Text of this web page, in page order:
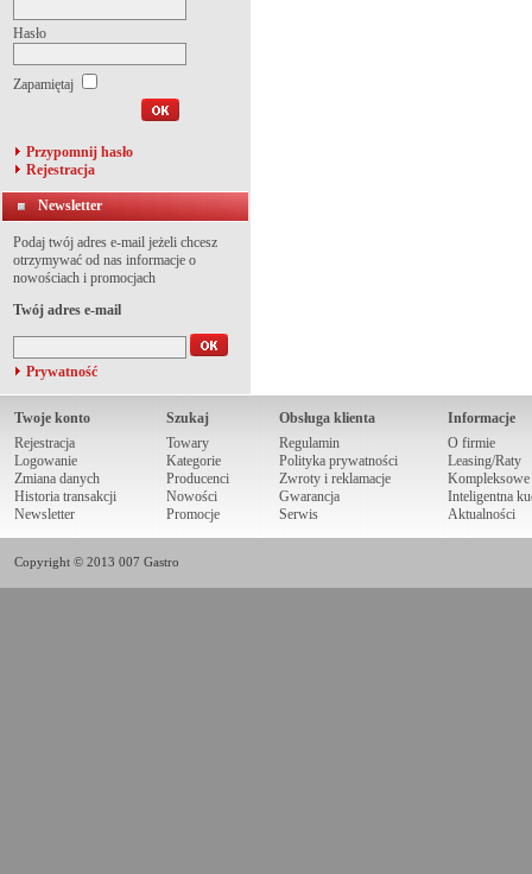
Hasło
Zapamiętaj
Przypomnij hasło
Rejestracja
Newsletter
Podaj twój adres e-mail jeżeli chcesz
otrzymywać od nas informacje o
nowościach i promocjach
Twój adres e-mail
Prywatność
Twoje konto
Rejestracja
Logowanie
Zmiana danych
Historia transakcji
Newsletter
Szukaj
Towary
Kategorie
Producenci
Nowości
Promocje
Obsługa klienta
Regulamin
Polityka prywatności
Zwroty i reklamacje
Gwarancja
Serwis
Informacje
O firmie
Leasing/Raty
Kompleksowe
Inteligentna
Aktualności
Copyright © 2013 007 Gastro